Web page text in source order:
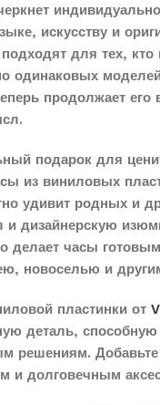
искусству и
для тех,
одинаковых
продолжает
подарок для
из виниловых
удивит родных и
дизайнерскую
делает часы
новоселью и
пластинки от
деталь,
решениям. Добавьте
и долговечным